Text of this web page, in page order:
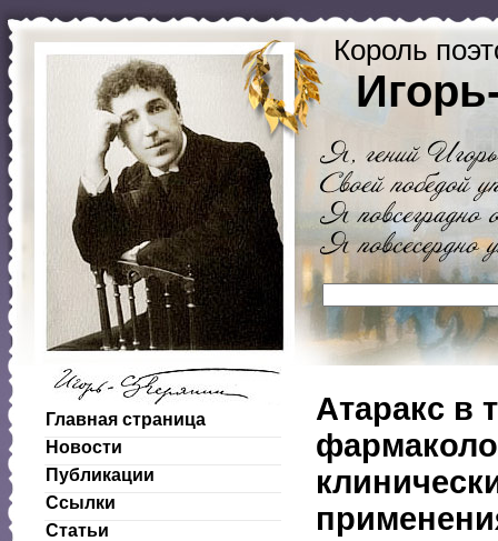
Король
Главная страница
Новости
Публикации
Ссылки
Статьи
Атаракс в